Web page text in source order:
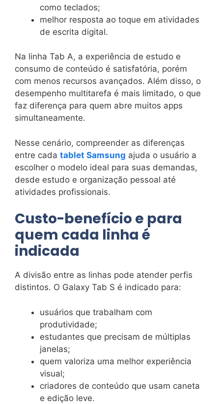
como teclados;
melhor resposta ao toque em atividades
de escrita digital.
Na linha Tab A, a experiência de estudo e
consumo de conteúdo é satisfatória, porém
com menos recursos avançados. Além disso, o
desempenho multitarefa é mais limitado, o que
faz diferença para quem abre muitos apps
simultaneamente.
Nesse cenário, compreender as diferenças
entre cada tablet Samsung ajuda o usuário a
escolher o modelo ideal para suas demandas,
desde estudo e organização pessoal até
atividades profissionais.
Custo-benefício e para
quem cada linha é
indicada
A divisão entre as linhas pode atender perfis
distintos. O Galaxy Tab S é indicado para:
usuários que trabalham com
produtividade;
estudantes que precisam de múltiplas
janelas;
quem valoriza uma melhor experiência
visual;
criadores de conteúdo que usam caneta
e edição leve.